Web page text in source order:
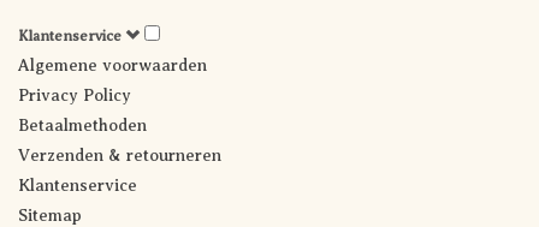
Klantenservice
Algemene voorwaarden
Privacy Policy
Betaalmethoden
Verzenden & retourneren
Klantenservice
Sitemap